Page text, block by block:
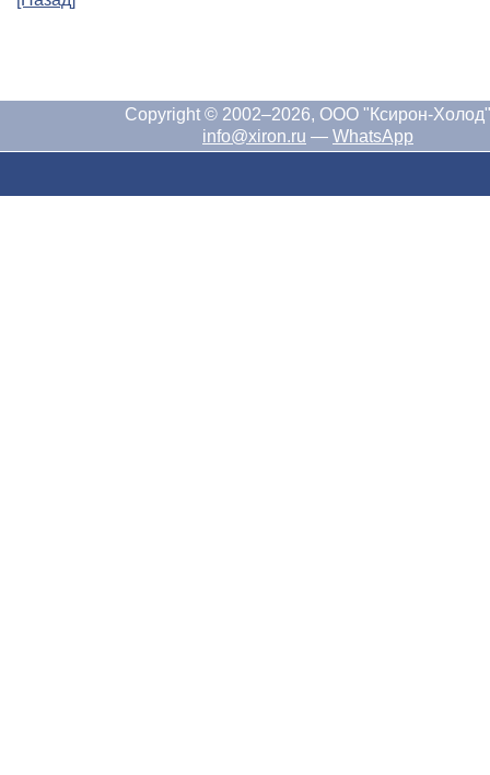
Copyright © 2002–2026, ООО "Ксирон-Холод"
info@xiron.ru — WhatsApp